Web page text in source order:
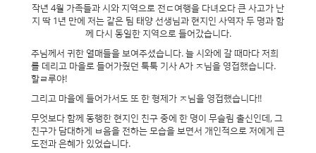
작년 4월 가족들과 시와 지역으로 전ㄷ여행을 다녀오다 큰 사고가 난
지 딱 1년 만에 저는 같은 팀 태양 선생님과 현지인 사역자 두 명과 함
께 다시 동일한 지역으로 들어갔습니다.
주님께서 귀한 열매들을 보여주셨습니다. 늘 시와에 갈 때마다 저희
를 데리고 마을로 들어가줬던 툭툭 기사 A가 ㅈ님을 영접했습니다.
할ㄹ루야!
그리고 마을에 들어가서도 또 한 형제가 ㅈ님을 영접했습니다!!
​무엇보다 함께 동행한 현지인 친구 중에 한 명이 무슬림 출신인데, 그
친구가 담대하게 ㅂ음을 전하는 모습을 보면서 개인적으로 저에게 큰
도전과 은혜가 있었습니다.